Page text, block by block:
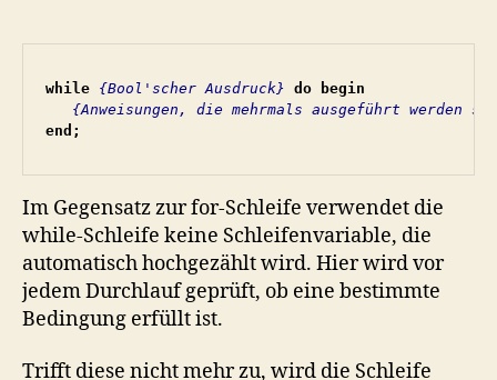
while {Bool'scher Ausdruck} do begin
{Anweisungen, die mehrmals ausgeführt werden
end;
Im Gegensatz zur for-Schleife verwendet die
while-Schleife keine Schleifenvariable, die
automatisch hochgezählt wird. Hier wird vor
jedem Durchlauf geprüft, ob eine bestimmte
Bedingung erfüllt ist.
Trifft diese nicht mehr zu, wird die Schleife